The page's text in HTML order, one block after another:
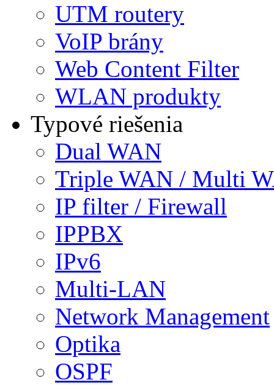
UTM routery
VoIP brány
Web Content Filter
WLAN produkty
Typové riešenia
Dual WAN
Triple WAN / Multi
IP filter / Firewall
IPPBX
IPv6
Multi-LAN
Network Management
Optika
OSPF